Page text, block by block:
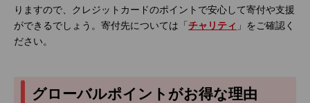
りますので、クレジットカードのポイントで安心して寄付や支援
ができるでしょう。寄付先については「 チャリティ 」をご確認く
ださい。
グローバルポイントがお得な理由